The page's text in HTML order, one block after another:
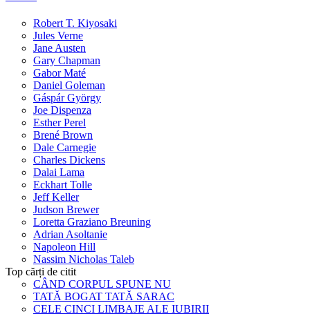
Robert T. Kiyosaki
Jules Verne
Jane Austen
Gary Chapman
Gabor Maté
Daniel Goleman
Gáspár György
Joe Dispenza
Esther Perel
Brené Brown
Dale Carnegie
Charles Dickens
Dalai Lama
Eckhart Tolle
Jeff Keller
Judson Brewer
Loretta Graziano Breuning
Adrian Asoltanie
Napoleon Hill
Nassim Nicholas Taleb
Top cărți de citit
CÂND CORPUL SPUNE NU
TATĂ BOGAT TATĂ SARAC
CELE CINCI LIMBAJE ALE IUBIRII